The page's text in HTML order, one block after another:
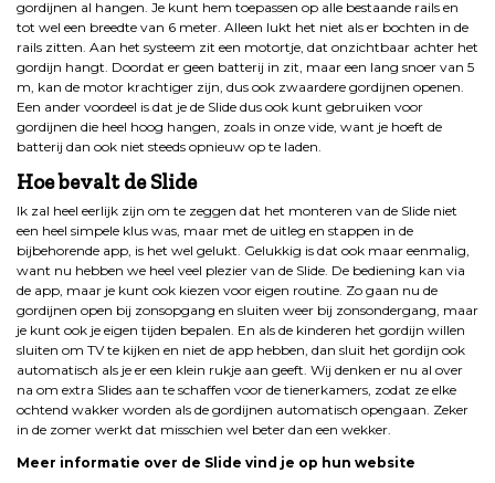
gordijnen al hangen. Je kunt hem toepassen op alle bestaande rails en
tot wel een breedte van 6 meter. Alleen lukt het niet als er bochten in de
rails zitten. Aan het systeem zit een motortje, dat onzichtbaar achter het
gordijn hangt. Doordat er geen batterij in zit, maar een lang snoer van 5
m, kan de motor krachtiger zijn, dus ook zwaardere gordijnen openen.
Een ander voordeel is dat je de Slide dus ook kunt gebruiken voor
gordijnen die heel hoog hangen, zoals in onze vide, want je hoeft de
batterij dan ook niet steeds opnieuw op te laden.
Hoe bevalt de Slide
Ik zal heel eerlijk zijn om te zeggen dat het monteren van de Slide niet
een heel simpele klus was, maar met de uitleg en stappen in de
bijbehorende app, is het wel gelukt. Gelukkig is dat ook maar eenmalig,
want nu hebben we heel veel plezier van de Slide. De bediening kan via
de app, maar je kunt ook kiezen voor eigen routine. Zo gaan nu de
gordijnen open bij zonsopgang en sluiten weer bij zonsondergang, maar
je kunt ook je eigen tijden bepalen. En als de kinderen het gordijn willen
sluiten om TV te kijken en niet de app hebben, dan sluit het gordijn ook
automatisch als je er een klein rukje aan geeft. Wij denken er nu al over
na om extra Slides aan te schaffen voor de tienerkamers, zodat ze elke
ochtend wakker worden als de gordijnen automatisch opengaan. Zeker
in de zomer werkt dat misschien wel beter dan een wekker.
Meer informatie over de Slide vind je op hun website